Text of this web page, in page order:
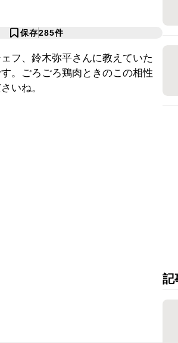
保存285件
フ、鈴木弥平さんに教えていた
。ごろごろ鶏肉ときのこの相性
いね。
記